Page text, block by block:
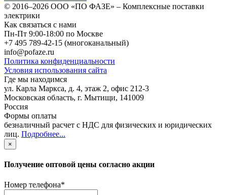
© 2016–2026 ООО «ПО ФАЗЕ» – Комплексные поставки
электрики
Как связаться с нами
Пн-Пт 9:00-18:00 по Москве
+7 495 789-42-15 (многоканальный)
info@pofaze.ru
Политика конфиденциальности
Условия использования сайта
Где мы находимся
ул. Карла Маркса, д. 4, этаж 2, офис 212-3
Московская область, г. Мытищи, 141009
Россия
Формы оплаты
безналичный расчет с НДС для физических и юридических
лиц. Подробнее...
×
Получение оптовой цены согласно акции
Номер телефона*